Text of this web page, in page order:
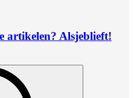
artikelen? Alsjeblieft!